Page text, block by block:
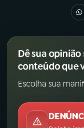
Dê sua
conteúdo que
Escolha sua